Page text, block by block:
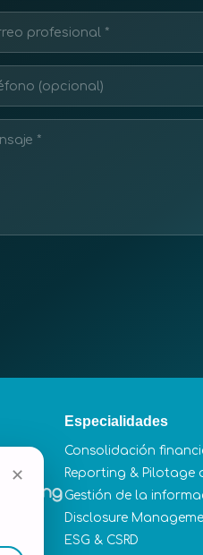
✕
Especialidades
Consolidación
Reporting & Pilotage
Gestión de la
Disclosure
ESG & CSRD